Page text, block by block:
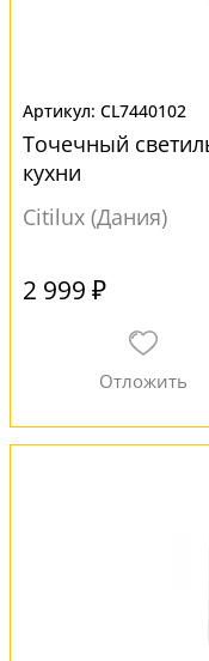
CL7440102
Точечный
кухни
Citilux (Дания)
2 999 ₽